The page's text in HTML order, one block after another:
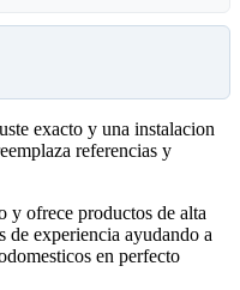
exacto y una instalacion
referencias y
y ofrece productos de alta
de experiencia ayudando a
en perfecto